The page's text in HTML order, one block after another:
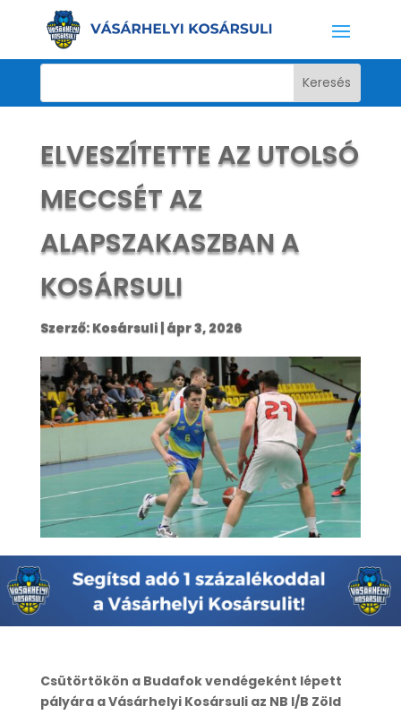
ELVESZÍTETTE AZ UTOLSÓ
MECCSÉT AZ
ALAPSZAKASZBAN A
KOSÁRSULI
Szerző: Kosársuli| ápr 3, 2026
Csütörtökön a Budafok vendégeként lépett
pályára a Vásárhelyi Kosársuli az NB I/B Zöld